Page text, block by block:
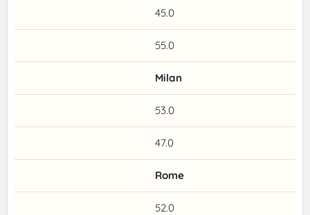
45.0
55.0
Milan
53.0
47.0
Rome
52.0